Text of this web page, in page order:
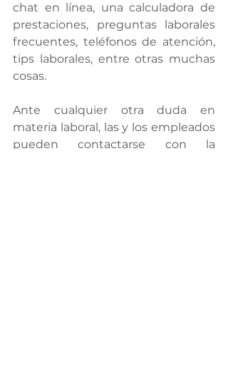
chat en línea, una calculadora de
prestaciones, preguntas laborales
frecuentes, teléfonos de atención,
tips laborales, entre otras muchas
cosas.
Ante cualquier otra duda en
materia laboral, las y los empleados
pueden contactarse con la